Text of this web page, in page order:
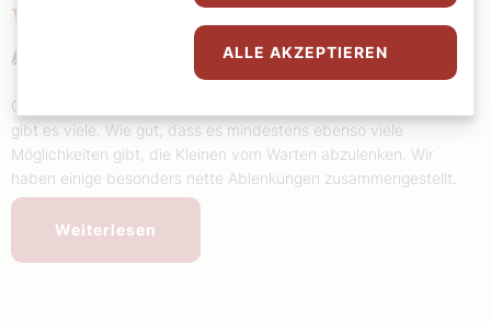
Warten auf das Christkind
Gründe, warum Kinder am 24. Dezember gar so aufgeregt sind,
gibt es viele. Wie gut, dass es mindestens ebenso viele
Möglichkeiten gibt, die Kleinen vom Warten abzulenken. Wir
haben einige besonders nette Ablenkungen zusammengestellt.
Weiterlesen
ALLE AKZEPTIEREN